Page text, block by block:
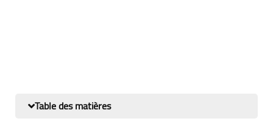
Table des matières